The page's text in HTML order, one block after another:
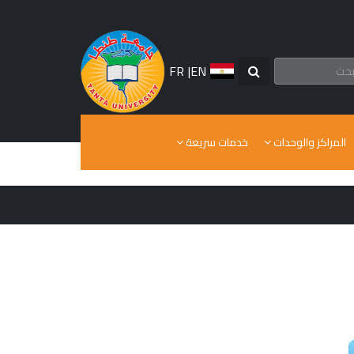
EN
|
FR
المراكز والوحدات خدمات سريعة